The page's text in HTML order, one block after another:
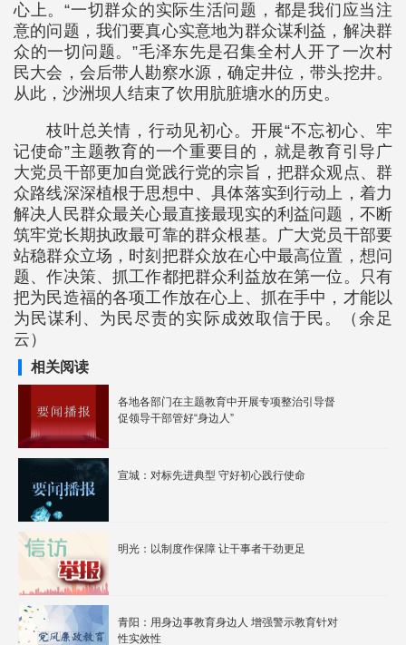
心上。“一切群众的实际生活问题，都是我们应当注
意的问题，我们要真心实意地为群众谋利益，解决群
众的一切问题。”毛泽东先是召集全村人开了一次村
民大会，会后带人勘察水源，确定井位，带头挖井。
从此，沙洲坝人结束了饮用肮脏塘水的历史。
枝叶总关情，行动见初心。开展“不忘初心、牢
记使命”主题教育的一个重要目的，就是教育引导广
大党员干部更加自觉践行党的宗旨，把群众观点、群
众路线深深植根于思想中、具体落实到行动上，着力
解决人民群众最关心最直接最现实的利益问题，不断
筑牢党长期执政最可靠的群众根基。广大党员干部要
站稳群众立场，时刻把群众放在心中最高位置，想问
题、作决策、抓工作都把群众利益放在第一位。只有
把为民造福的各项工作放在心上、抓在手中，才能以
为民谋利、为民尽责的实际成效取信于民。（余足
云）
相关阅读
各地各部门在主题教育中开展专项整治引导督
促领导干部管好“身边人”
宣城：对标先进典型 守好初心践行使命
明光：以制度作保障 让干事者干劲更足
青阳：用身边事教育身边人 增强警示教育针对
性实效性